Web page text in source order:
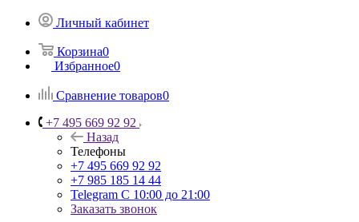
Личный кабинет
Корзина0
Избранное0
Сравнение товаров0
+7 495 669 92 92
Назад
Телефоны
+7 495 669 92 92
+7 985 185 14 44
Telegram С 10:00 до 21:00
Заказать звонок